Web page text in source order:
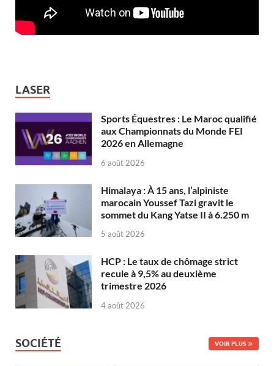
LASER
Sports Équestres : Le Maroc qualifié
aux Championnats du Monde FEI
2026 en Allemagne
6 août 2026
Himalaya : À 15 ans, l’alpiniste
marocain Youssef Tazi gravit le
sommet du Kang Yatse II à 6.250 m
5 août 2026
HCP : Le taux de chômage strict
recule à 9,5% au deuxième
trimestre 2026
4 août 2026
SOCIÉTÉ VOIR PLUS